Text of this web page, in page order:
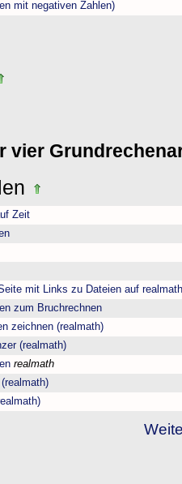
mit negativen Zahlen)
vier
Zeit
mit Links zu Dateien auf
zum Bruchrechnen
zeichnen (realmath)
(realmath)
realmath